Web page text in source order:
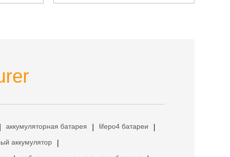
аккумуляторная батарея lifepo4 батареи
аккумулятор